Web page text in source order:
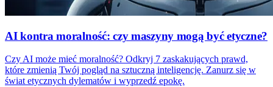
AI kontra moralność: czy maszyny mogą być etyczne?
Czy AI może mieć moralność? Odkryj 7 zaskakujących prawd,
które zmienią Twój pogląd na sztuczną inteligencję. Zanurz się w
świat etycznych dylematów i wyprzedź epokę.